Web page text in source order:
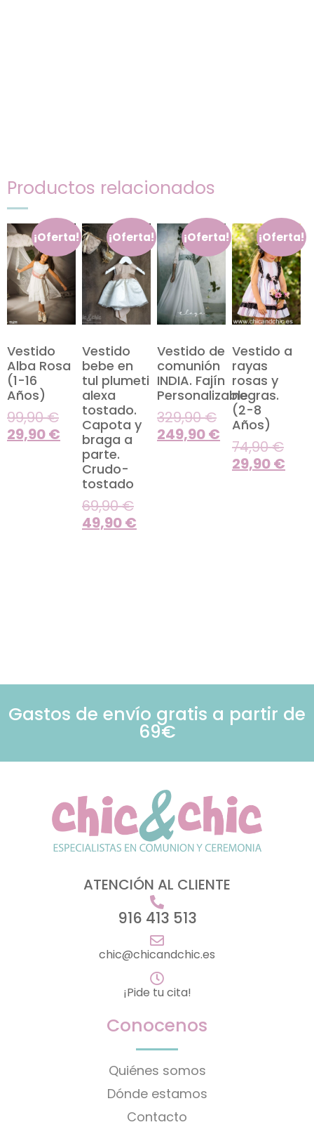
Productos relacionados
¡Oferta!
Vestido
Alba Rosa
(1-16
Años)
99,90€
29,90€
¡Oferta!
Vestido a
rayas
rosas y
negras.
(2-8
Años)
74,90€
29,90€
¡Oferta!
Vestido
bebe en
tul plumeti
alexa
tostado.
Capota y
braga a
parte.
Crudo-
tostado
69,90€
49,90€
¡Oferta!
Vestido de
comunión
INDIA. Fajín
Personalizable
329,90€
249,90€
Gastos de envío gratis a partir de
69€
ATENCIÓN AL CLIENTE
916 413 513
chic@chicandchic.es
¡Pide tu cita!
Conocenos
Quiénes somos
Dónde estamos
Contacto